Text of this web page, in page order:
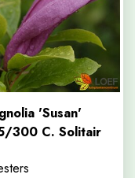
'Susan'
300 C. Solitair